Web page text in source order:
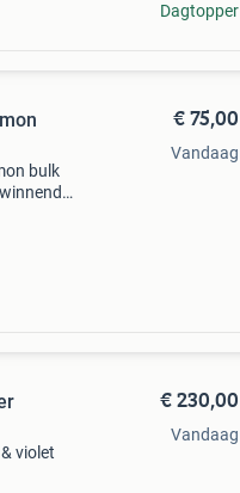
Dagtopper
bulk
€ 75,00
Vandaag
violet
€ 230,00
Vandaag